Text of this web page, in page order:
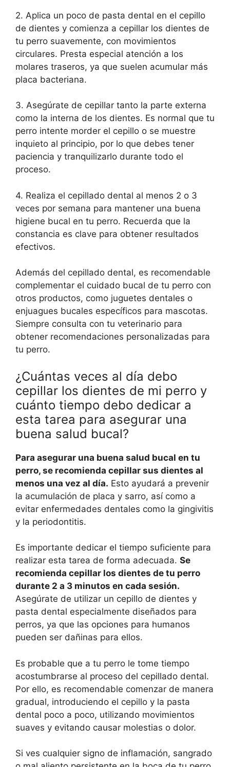
2. Aplica un poco de pasta dental en el cepillo
de dientes y comienza a cepillar los dientes de
tu perro suavemente, con movimientos
circulares. Presta especial atención a los
molares traseros, ya que suelen acumular más
placa bacteriana.
3. Asegúrate de cepillar tanto la parte externa
como la interna de los dientes. Es normal que tu
perro intente morder el cepillo o se muestre
inquieto al principio, por lo que debes tener
paciencia y tranquilizarlo durante todo el
proceso.
4. Realiza el cepillado dental al menos 2 o 3
veces por semana para mantener una buena
higiene bucal en tu perro. Recuerda que la
constancia es clave para obtener resultados
efectivos.
Además del cepillado dental, es recomendable
complementar el cuidado bucal de tu perro con
otros productos, como juguetes dentales o
enjuagues bucales específicos para mascotas.
Siempre consulta con tu veterinario para
obtener recomendaciones personalizadas para
tu perro.
¿Cuántas veces al día debo
cepillar los dientes de mi perro y
cuánto tiempo debo dedicar a
esta tarea para asegurar una
buena salud bucal?
Para asegurar una buena salud bucal en tu
perro, se recomienda cepillar sus dientes al
menos una vez al día. Esto ayudará a prevenir
la acumulación de placa y sarro, así como a
evitar enfermedades dentales como la gingivitis
y la periodontitis.
Es importante dedicar el tiempo suficiente para
realizar esta tarea de forma adecuada. Se
recomienda cepillar los dientes de tu perro
durante 2 a 3 minutos en cada sesión.
Asegúrate de utilizar un cepillo de dientes y
pasta dental especialmente diseñados para
perros, ya que las opciones para humanos
pueden ser dañinas para ellos.
Es probable que a tu perro le tome tiempo
acostumbrarse al proceso del cepillado dental.
Por ello, es recomendable comenzar de manera
gradual, introduciendo el cepillo y la pasta
dental poco a poco, utilizando movimientos
suaves y evitando causar molestias o dolor.
Si ves cualquier signo de inflamación, sangrado